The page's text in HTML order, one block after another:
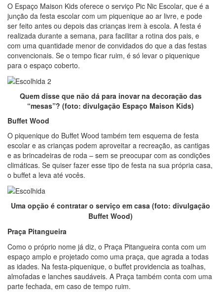
O Espaço Maison Kids oferece o serviço Pic Nic Escolar, que é a
junção da festa escolar com um piquenique ao ar livre, e pode
ser feito antes ou depois das crianças irem à escola. A festa é
realizada durante a semana, para facilitar a rotina dos pais, e
com uma quantidade menor de convidados do que a das festas
convencionais. Se o tempo ficar ruim, é só levar o piquenique
para o espaço coberto.
Quem disse que não dá para inovar na decoração das
“mesas”? (foto: divulgação Espaço Maison Kids)
Buffet Wood
O piquenique do Buffet Wood também tem esquema de festa
escolar e as crianças podem aproveitar a recreação, as cantigas
e as brincadeiras de roda – sem se preocupar com as condições
climáticas. Se quiser fazer esse tipo de festa na sua própria casa,
o buffet a leva até vocês.
Uma opção é contratar o serviço em casa (foto: divulgação
Buffet Wood)
Praça Pitangueira
Como o próprio nome já diz, o Praça Pitangueira conta com um
espaço amplo e projetado como uma praça, que agrada a todas
as idades. Na festa-piquenique, o buffet providencia as toalhas,
almofadas e lanches saudáveis. A Praça também conta com uma
parte fechada, em caso de tempo ruim.